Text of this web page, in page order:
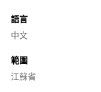
語言
中文
範圍
江蘇省